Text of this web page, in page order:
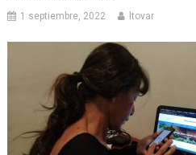
1 septiembre, 2022 ltovar